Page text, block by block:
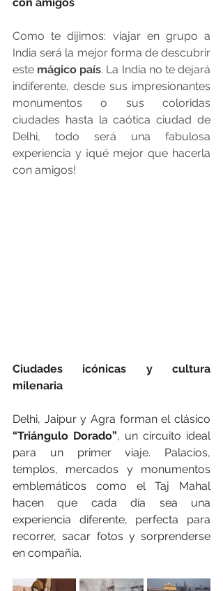
con amigos
Como te dijimos: viajar en grupo a
India será la mejor forma de descubrir
este mágico país. La India no te dejará
indiferente, desde sus impresionantes
monumentos o sus coloridas
Delhi, todo será una fabulosa
experiencia y ¡qué mejor que hacerla
con amigos!
Ciudades icónicas y cultura
milenaria
“Triángulo Dorado”, un circuito ideal
para un primer viaje. Palacios,
templos, mercados y monumentos
emblemáticos como el Taj Mahal
hacen que cada día sea una
experiencia diferente, perfecta para
recorrer, sacar fotos y sorprenderse
en compañía.